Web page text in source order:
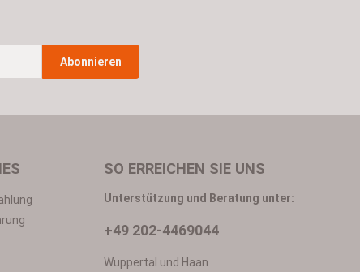
Abonnieren
mit ihnen einverstanden.
SO ERREICHEN SIE UNS
Unterstützung und Beratung unter:
+49 202-4469044
Wuppertal und Haan